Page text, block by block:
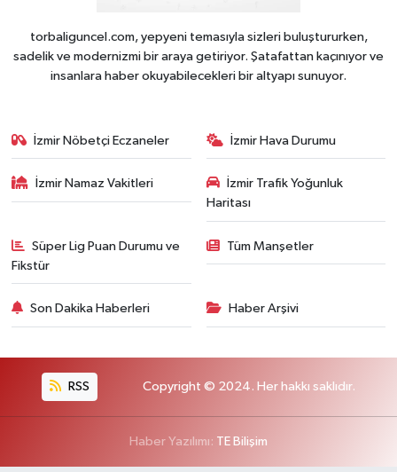
torbaliguncel.com, yepyeni temasıyla sizleri buluştururken,
sadelik ve modernizmi bir araya getiriyor. Şatafattan kaçınıyor ve
insanlara haber okuyabilecekleri bir altyapı sunuyor.
İzmir Nöbetçi Eczaneler İzmir Hava Durumu
İzmir Namaz Vakitleri
İzmir Trafik Yoğunluk
Haritası
Süper Lig Puan Durumu ve
Fikstür
Tüm Manşetler
Son Dakika Haberleri Haber Arşivi
RSS Copyright © 2024. Her hakkı saklıdır.
Haber Yazılımı: TE Bilişim